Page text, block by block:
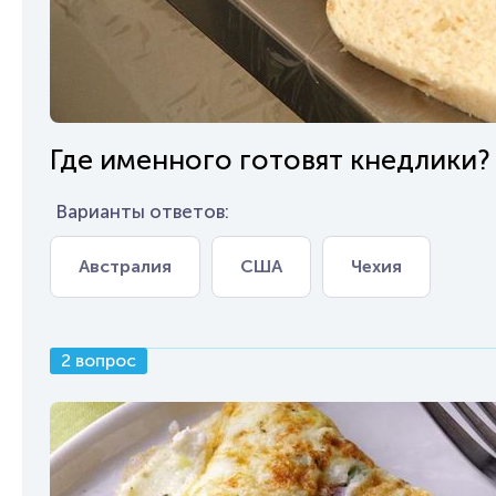
Где именного готовят кнедлики?
Варианты ответов:
Австралия США Чехия
2 вопрос